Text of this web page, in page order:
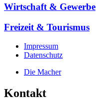
Wirtschaft & Gewerbe
Freizeit & Tourismus
Impressum
Datenschutz
Die Macher
Kontakt